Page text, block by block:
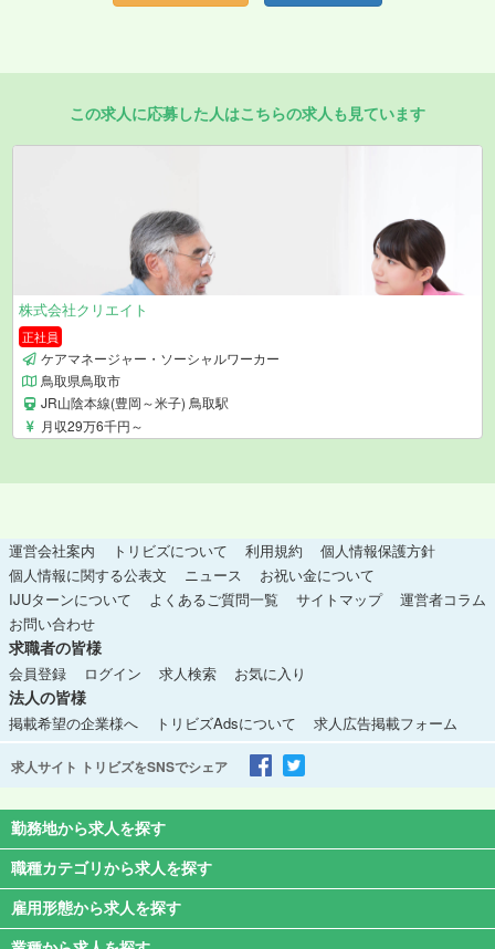
この求人に応募した人はこちらの求人も見ています
株式会社クリエイト
正社員
ケアマネージャー・ソーシャルワーカー
鳥取県鳥取市
JR山陰本線(豊岡～米子) 鳥取駅
月収29万6千円～
運営会社案内 トリビズについて 利用規約
個人情報保護方針
個人情報に関する公表文
ニュース
お祝い金について
IJUターンについて
よくあるご質問一覧 サイトマップ
運営者コラム
お問い合わせ
求職者の皆様
会員登録 ログイン 求人検索 お気に入り
法人の皆様
掲載希望の企業様へ トリビズAdsについて 求人広告掲載フォーム
求人サイト トリビズをSNSでシェア
勤務地から求人を探す
職種カテゴリから求人を探す
雇用形態から求人を探す